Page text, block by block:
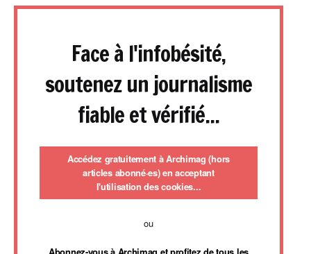
Face à l'infobésité,
soutenez un journalisme
fiable et vérifié...
Accédez gratuitement à Archimag (hors
articles abonné·es) en acceptant
l'utilisation des cookies...
ou